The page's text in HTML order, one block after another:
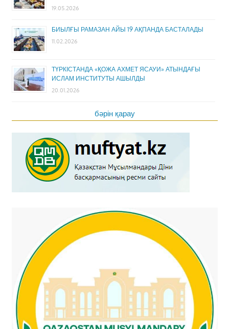
19.05.2026
БИЫЛҒЫ РАМАЗАН АЙЫ 19 АҚПАНДА БАСТАЛАДЫ
11.02.2026
ТҮРКІСТАНДА «ҚОЖА АХМЕТ ЯСАУИ» АТЫНДАҒЫ
ИСЛАМ ИНСТИТУТЫ АШЫЛДЫ
20.01.2026
бәрін қарау